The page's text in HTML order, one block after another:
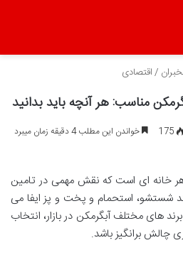
/اقتصادی
مناسب: هر آنچه باید بدانید
175 خواندن این مطلب 4 دقیقه زمان میبرد
خانه ‌ای است که نقش مهمی در تامین
شستشو، استحمام و پخت و پز ایفا می
های مختلف آبگرمکن در بازار، انتخاب
چالش ‌برانگیز باشد.